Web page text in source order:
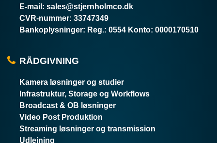
E-mail : sales@stjernholmco.dk
CVR-nummer: 33747349
Bankoplysninger: Reg.: 0554 Konto: 0000170510
RÅDGIVNING
Kamera løsninger og studier
Infrastruktur, Storage og Workflows
Broadcast & OB løsninger
Video Post Produktion
Streaming løsninger og transmission
Udlejning